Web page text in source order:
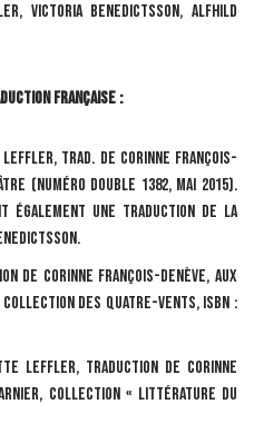
Victoria Benedictsson, Alfhild
française :
trad. de Corinne François-
(numéro double 1382, mai 2015).
également une traduction de La
de Corinne François-Denève, aux
collection des Quatre-Vents, ISBN :
Leffler, traduction de Corinne
collection « Littérature du